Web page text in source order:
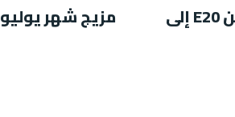
كجريوال يقود مسيرة ضد بنزين E20 إلى مزيج شهر يوليو 2026 الموسيقي